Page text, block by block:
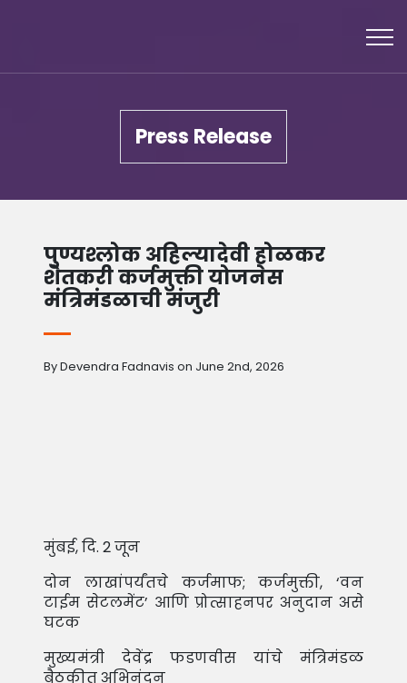
Press Release
पुण्यश्लोक अहिल्यादेवी होळकर
शेतकरी कर्जमुक्ती योजनेस
मंत्रिमंडळाची मंजुरी
By Devendra Fadnavis on June 2nd, 2026
मुंबई, दि. 2 जून
दोन लाखांपर्यंतचे कर्जमाफ; कर्जमुक्ती, ‘वन
टाईम सेटलमेंट’ आणि प्रोत्साहनपर अनुदान असे
घटक
मुख्यमंत्री देवेंद्र फडणवीस यांचे मंत्रिमंडळ
बैठकीत अभिनंदन